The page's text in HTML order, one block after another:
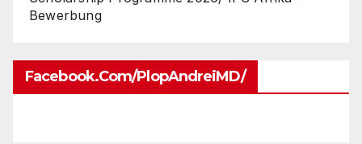
Bewerbung
Facebook.com/PlopAndreiMD/